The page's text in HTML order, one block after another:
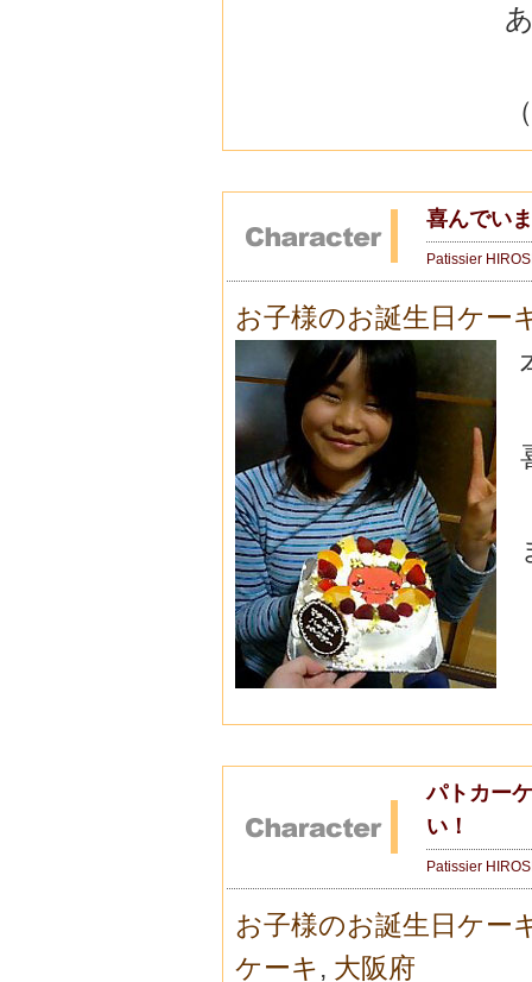
喜んでい
Patissier
お子様のお誕生日ケー
パトカー
い！
Patissier
お子様のお誕生日ケー
ケーキ , 大阪府